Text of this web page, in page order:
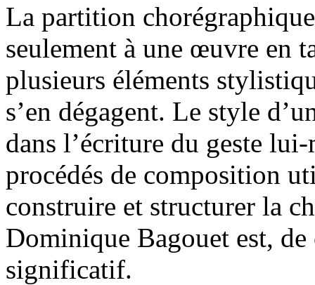
La partition
seulement à une œuvre en
plusieurs éléments
s’en dégagent. Le style
dans l’écriture du geste
procédés de composition
construire et structurer la
Dominique Bagouet est,
significatif.